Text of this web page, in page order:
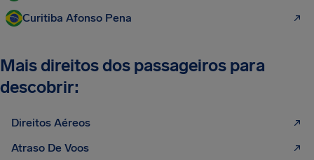
Curitiba Afonso Pena
Mais direitos dos passageiros para
descobrir:
Direitos Aéreos
Atraso De Voos